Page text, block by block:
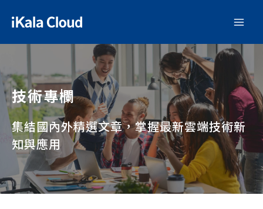
技術專欄
集結國內外精選文章，掌握最新雲端技術新
知與應用